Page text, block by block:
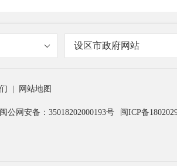
设区市政府网站
网站地图
闽公网安备：35018202000193号 闽ICP备